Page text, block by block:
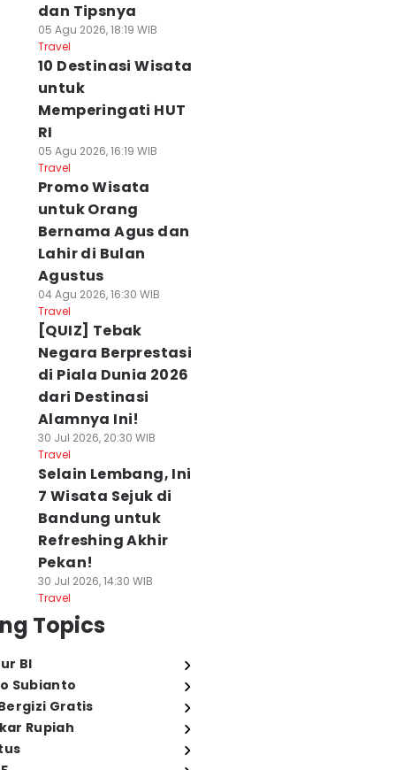
dan Tipsnya
05 Agu 2026, 18:19 WIB
Travel
10 Destinasi Wisata
untuk
Memperingati HUT
RI
05 Agu 2026, 16:19 WIB
Travel
Promo Wisata
untuk Orang
Bernama Agus dan
Lahir di Bulan
Agustus
04 Agu 2026, 16:30 WIB
Travel
[QUIZ] Tebak
Negara Berprestasi
di Piala Dunia 2026
dari Destinasi
Alamnya Ini!
30 Jul 2026, 20:30 WIB
Travel
Selain Lembang, Ini
7 Wisata Sejuk di
Bandung untuk
Refreshing Akhir
Pekan!
30 Jul 2026, 14:30 WIB
Travel
Topics
BI
Subianto
Gratis
Rupiah